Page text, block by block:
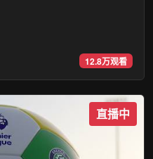
12.8万观看
直播中